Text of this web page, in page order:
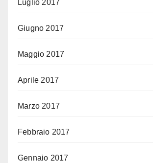
Luglio 2017
Giugno 2017
Maggio 2017
Aprile 2017
Marzo 2017
Febbraio 2017
Gennaio 2017